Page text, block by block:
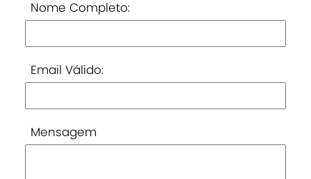
Nome Completo:
Email Válido:
Mensagem